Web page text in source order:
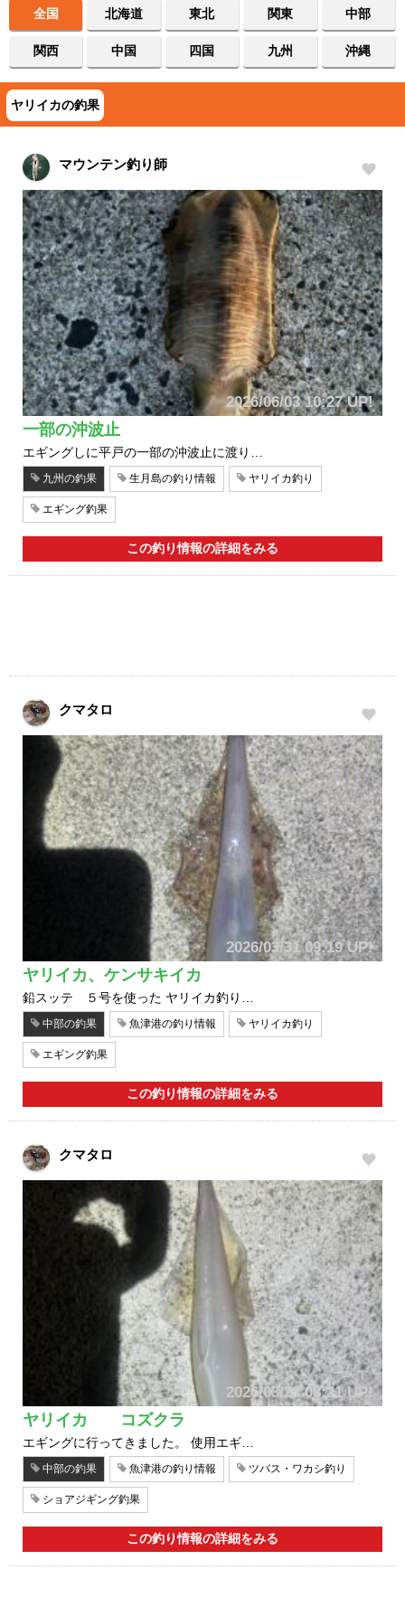
全国 北海道 東北 関東 中部
関西 中国 四国 九州 沖縄
ヤリイカの釣果
マウンテン釣り師
2026/06/03 10:27 UP!
一部の沖波止
エギングしに平戸の一部の沖波止に渡り…
九州の釣果 生月島の釣り情報 ヤリイカ釣り
エギング釣果
この釣り情報の詳細をみる
クマタロ
2026/03/31 09:19 UP!
ヤリイカ、ケンサキイカ
鉛スッテ ５号を使った ヤリイカ釣り…
中部の釣果 魚津港の釣り情報 ヤリイカ釣り
エギング釣果
この釣り情報の詳細をみる
クマタロ
2026/03/28 08:21 UP!
ヤリイカ コズクラ
エギングに行ってきました。 使用エギ…
中部の釣果 魚津港の釣り情報 ツバス・ワカシ釣り
ショアジギング釣果
この釣り情報の詳細をみる